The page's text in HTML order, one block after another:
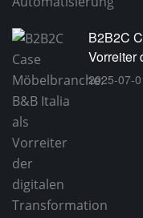
B2B2C
Vorreiter
2025-07-